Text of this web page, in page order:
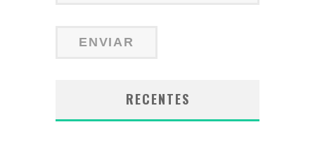
RECENTES